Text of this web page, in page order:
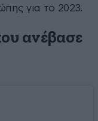
για το 2023.
ανέβασε